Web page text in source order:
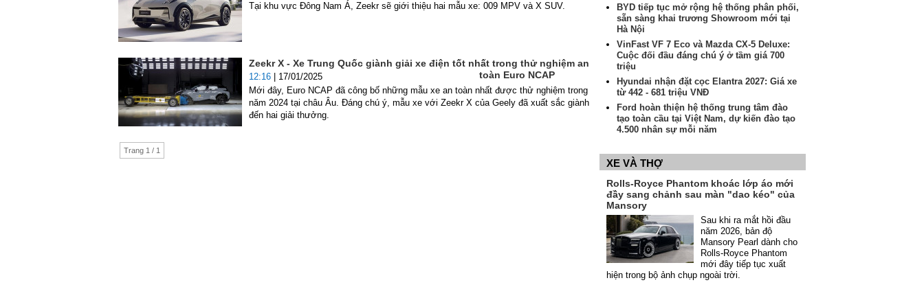
Tại khu vực Đông Nam Á, Zeekr sẽ giới thiệu hai mẫu xe: 009 MPV và X SUV.
Zeekr X - Xe Trung Quốc giành giải xe điện tốt nhất trong thử nghiệm an
toàn Euro NCAP
12:16 | 17/01/2025
Mới đây, Euro NCAP đã công bố những mẫu xe an toàn nhất được thử nghiệm trong
năm 2024 tại châu Âu. Đáng chú ý, mẫu xe với Zeekr X của Geely đã xuất sắc giành
đến hai giải thưởng.
Trang 1 / 1
BYD tiếp tục mở rộng hệ thống phân phối,
sẵn sàng khai trương Showroom mới tại
Hà Nội
VinFast VF 7 Eco và Mazda CX-5 Deluxe:
Cuộc đối đầu đáng chú ý ở tầm giá 700
triệu
Hyundai nhận đặt cọc Elantra 2027: Giá xe
từ 442 - 681 triệu VNĐ
Ford hoàn thiện hệ thống trung tâm đào
tạo toàn cầu tại Việt Nam, dự kiến đào tạo
4.500 nhân sự mỗi năm
XE VÀ THỢ
Rolls-Royce Phantom khoác lớp áo mới
đầy sang chảnh sau màn "dao kéo" của
Mansory
Sau khi ra mắt hồi đầu
năm 2026, bản độ
Mansory Pearl dành cho
Rolls-Royce Phantom
mới đây tiếp tục xuất
hiện trong bộ ảnh chụp ngoài trời.